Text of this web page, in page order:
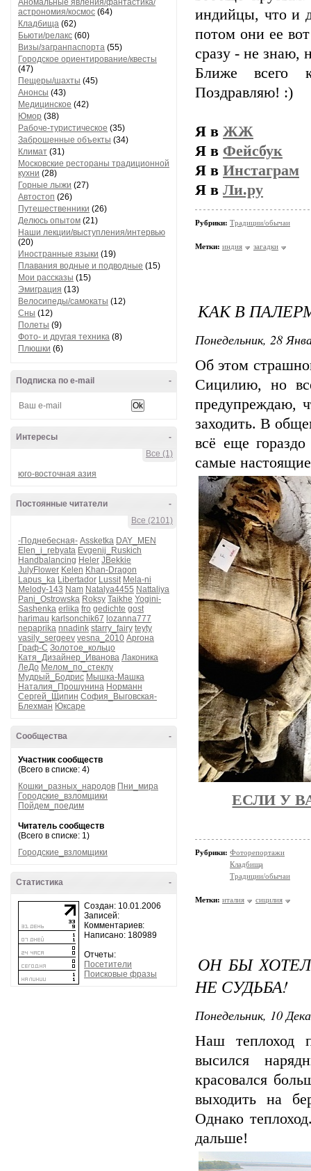
Аномальные явления/фантастика/
астрономия/космос (64)
Кладбища (62)
Бьюти/релакс (60)
Визы/загранпаспорта (55)
Городское ориентирование/квесты
(47)
Пещеры/шахты (45)
Анонсы (43)
Медицинское (42)
Юмор (38)
Рабоче-туристическое (35)
Заброшенные объекты (34)
Климат (31)
Московские рестораны традиционной
кухни (28)
Горные лыжи (27)
Автостоп (26)
Путешественники (26)
Делюсь опытом (21)
Наши лекции/выступления/интервью
(20)
Иностранные языки (19)
Плавания водные и подводные (15)
Мои рассказы (15)
Эмиграция (13)
Велосипеды/самокаты (12)
Сны (12)
Полеты (9)
Фото- и другая техника (8)
Плюшки (6)
-
Подписка по e-mail
-
Интересы
Все (1)
юго-восточная азия
-
Постоянные читатели
Все (2101)
-Поднебесная- Assketka DAY_MEN
Elen_i_rebyata Evgenij_Ruskich
Handbalancing Heler JBekkie
JulyFlower Kelen Khan-Dragon
Lapus_ka Libertador Lussit Mela-ni
Melody-143 Nam Natalya4455 Nattaliya
Pani_Ostrowska Roksy Taikhe Yogini-
Sashenka erlika fro gedichte gost
harimau karlsonchik67 lozanna777
nepaprika nnadink starry_fairy teyty
vasily_sergeev vesna_2010 Аргона
Граф-С Золотое_кольцо
Катя_Дизайнер_Иванова Лаконика
ЛеДо Мелом_по_стеклу
Мудрый_Бодрис Мышка-Машка
Наталия_Прошунина Норманн
Сергей_Щипин София_Выговская-
Блехман Юксаре
-
Сообщества
Участник сообществ
(Всего в списке: 4)
Кошки_разных_народов Пни_мира
Городские_взломщики
Пойдем_поедим
Читатель сообществ
(Всего в списке: 1)
Городские_взломщики
-
Статистика
Создан: 10.01.2006
Записей:
Комментариев:
Написано: 180989
Отчеты:
Посетители
Поисковые фразы
индийцы, что и
потом они ее
сразу - не знаю,
Ближе всего
Поздравляю! :)
Я в ЖЖ
Я в Фейсбук
Я в Инстаграм
Я в Ли.ру
Рубрики: Традиции/обычаи
Метки: индия загадки
КАК В
Понедельник, 28
Об этом
Сицилию, но
предупреждаю,
заходить. В
всё еще
самые
ЕСЛИ У
Рубрики: Фоторепортажи
Кладбища
Традиции/обычаи
Метки: италия сицилия
ОН БЫ
НЕ СУДЬБА!
Понедельник, 10
Наш теплоход
высился
красовался
выходить на
Однако
дальше!